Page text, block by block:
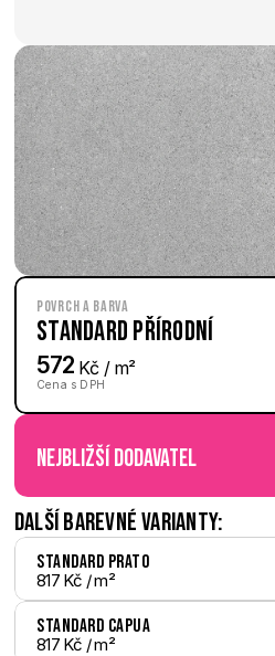
Povrch a barva
Standard Přírodní
572 Kč / m²
Cena s DPH
nejbližší dodavatel
Další barevné varianty:
Standard Prato
817 Kč / m²
Standard Capua
817 Kč / m²